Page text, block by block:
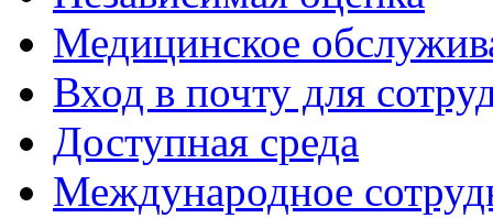
Медицинское
Вход в почту для
Доступная среда
Международное